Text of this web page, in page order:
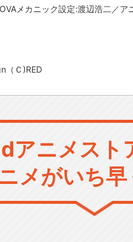
メカニック設定:渡辺浩二／
Ｃ)RED
dアニメスト
メがいち早